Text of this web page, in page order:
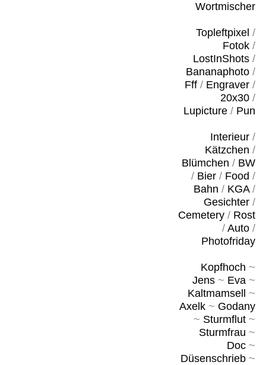
Wortmischer
Topleftpixel /
Fotok/
LostInShots/
Bananaphoto/
Fff/ Engraver/
20x30/
Lupicture/ Pun
Interieur/
Kätzchen /
Blümchen / BW
/ Bier/ Food /
Bahn / KGA/
Gesichter/
Cemetery/ Rost
/ Auto/
Photofriday
Kopfhoch ~
Jens~ Eva~
Kaltmamsell
~
Axelk~ Godany
~ Sturmflut~
Sturmfrau ~
Doc~
Düsenschrieb~